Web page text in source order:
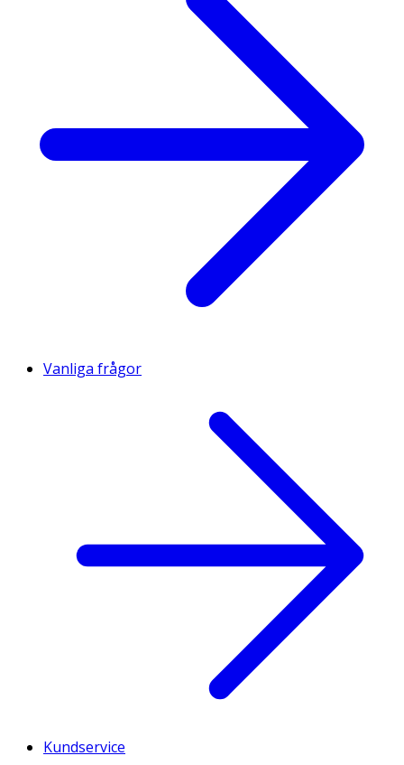
Vanliga frågor
Kundservice